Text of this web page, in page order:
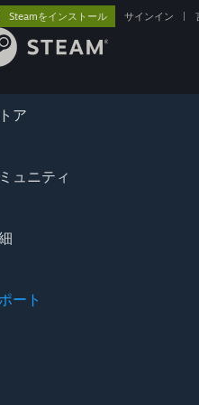
ア
ュニティ
ート
Steamをインストール サインイン